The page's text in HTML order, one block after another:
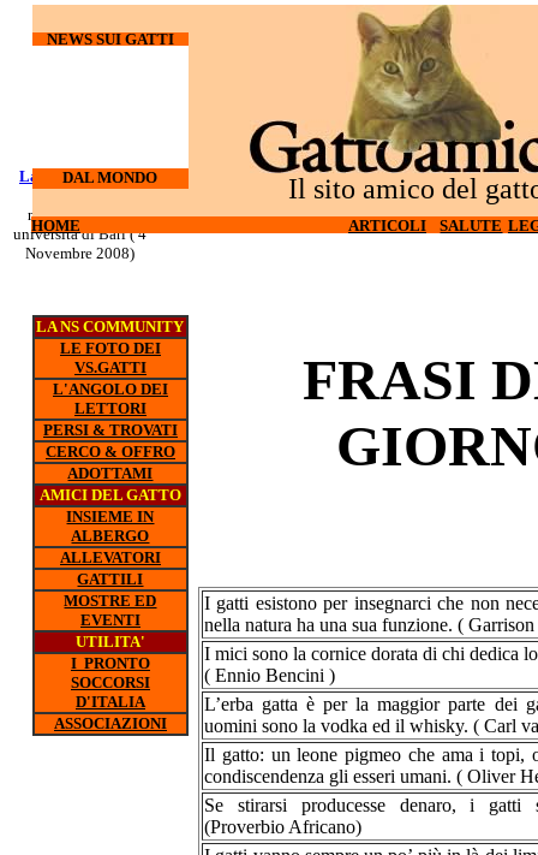
FRASI
I gatti esistono per insegnarci che non
nella natura ha una sua funzione. (
I mici sono la cornice dorata di chi dedica
( Ennio Bencini )
L’erba gatta è per la maggior parte dei
uomini sono la vodka ed il whisky. ( Carl
Il gatto: un leone pigmeo che ama i topi,
condiscendenza gli esseri umani. ( Oliver
Se stirarsi producesse denaro, i gatti
(Proverbio Africano)
HOME ARTICOLI SALUTE
Il sito amico del
DAL MONDO
NEWS SUI GATTI
HOME ARTICOLI SALUTE
LA NS COMMUNITY
LE FOTO DEI
VS.GATTI
L'ANGOLO DEI
LETTORI
PERSI & TROVATI
CERCO & OFFRO
ADOTTAMI
AMICI DEL GATTO
INSIEME IN
ALBERGO
ALLEVATORI
GATTILI
MOSTRE ED
EVENTI
UTILITA'
I PRONTO
SOCCORSI
D'ITALIA
ASSOCIAZIONI
I gatti
Ottobre 2008)
Laureati su cani e
nuovo corso all'
universita di Bari ( 4
Novembre 2008)